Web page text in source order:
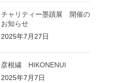
チャリティー墨蹟展 開催の
お知らせ
2025年7月27日
彦根繍 HIKONENUI
2025年7月7日